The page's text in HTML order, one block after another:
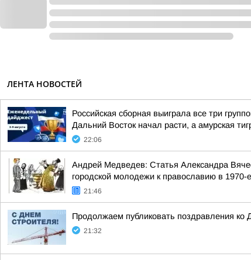
ЛЕНТА НОВОСТЕЙ
Российская сборная выиграла все три
Дальний Восток начал расти, а амурская
22:06
Андрей Медведев: Статья Александра
городской молодежи к православию в
21:46
Продолжаем публиковать поздравления ко
21:32